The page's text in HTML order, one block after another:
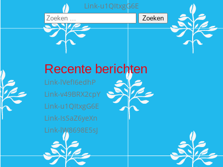
navigatieLink-u1QItxgG6E
Zoeken
naar:
Recente berichten
Link-lVefI6edhP
Link-v49BRX2cpY
Link-u1QItxgG6E
Link-IsSaZ6yeXn
Link-lW8698E5sJ